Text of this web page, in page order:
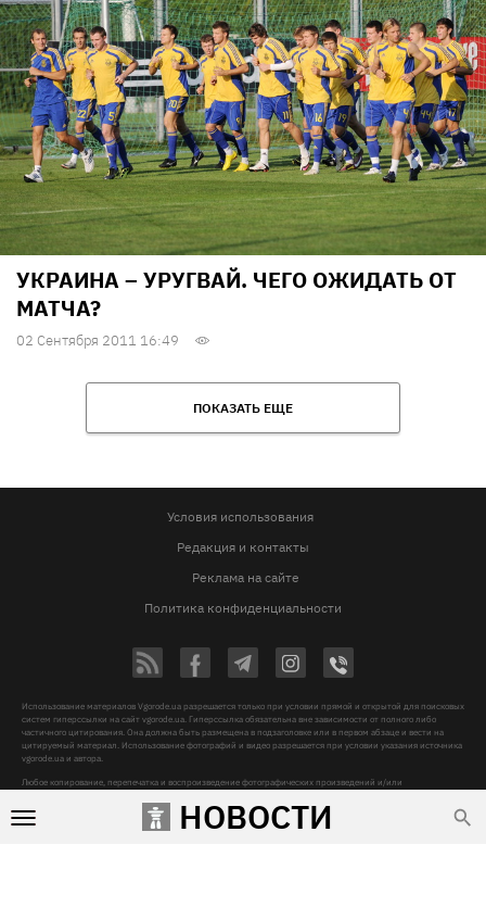
НОВОСТИ
УКРАИНА – УРУГВАЙ. ЧЕГО ОЖИДАТЬ ОТ
МАТЧА?
02 Сентября 2011 16:49
ПОКАЗАТЬ ЕЩЕ
Условия использования
Редакция и контакты
Реклама на сайте
Политика конфиденциальности
Использование материалов Vgorode.ua разрешается только при условии прямой и открытой для поисковых
систем гиперссылки на сайт vgorode.ua. Гиперссылка обязательна вне зависимости от полного либо
частичного цитирования. Она должна быть размещена в подзаголовке или в первом абзаце и вести на
цитируемый материал. Использование фотографий и видео разрешается при условии указания источника
vgorode.ua и автора.
Любое копирование, перепечатка и воспроизведение фотографических произведений и/или
Субъект в сфере онлайн-медиа, Название онлайн-медиа - «VGORODE», Адрес: 02091, місто Київ,
ХАРКІВСЬКЕ ШОСЕ, будинок 172-Б, офіс 208/1, E-mail:
sunlight@mediadim.com.ua